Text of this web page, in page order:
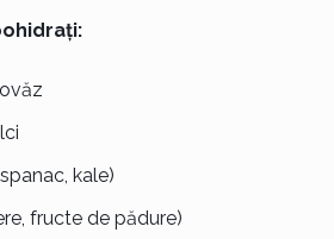
kale)
fructe de pădure)